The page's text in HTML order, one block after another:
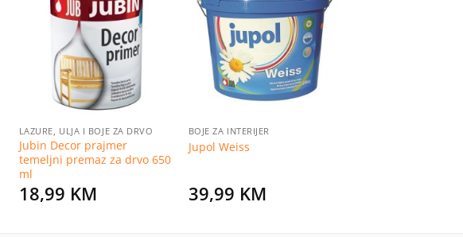
Dodaj
na
listu
želja
LAZURE, ULJA I BOJE ZA DRVO
Jubin Decor prajmer
temeljni premaz za drvo 650
ml
18,99 KM
Dodaj
na
listu
želja
BOJE ZA INTERIJER
Jupol Weiss
39,99 KM